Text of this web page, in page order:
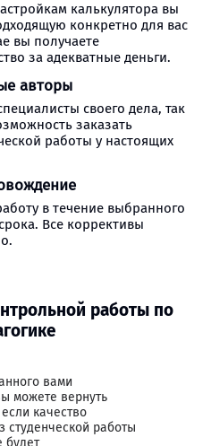
калькулятора вы
конкретно для вас
вы получаете
за адекватные деньги.
авторы
своего дела, так
заказать
работы у настоящих
в течение выбранного
Все коррективы
работы по
вами
можете вернуть
качество
студенческой работы
будет